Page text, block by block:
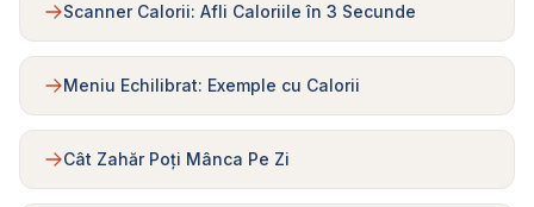
Scanner Calorii: Afli Caloriile în 3 Secunde
Meniu Echilibrat: Exemple cu Calorii
Cât Zahăr Poți Mânca Pe Zi